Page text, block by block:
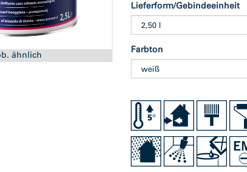
ähnlich
Lieferform/Gebindeeinheit
Farbton